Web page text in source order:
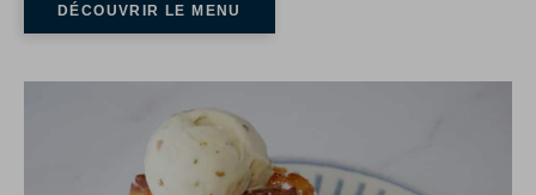
DÉCOUVRIR LE MENU